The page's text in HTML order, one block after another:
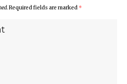
Required fields are marked *